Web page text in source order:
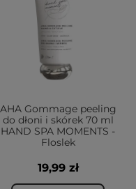
AHA Gommage peeling
do dłoni i skórek 70 ml
HAND SPA MOMENTS -
Floslek
19,99 zł